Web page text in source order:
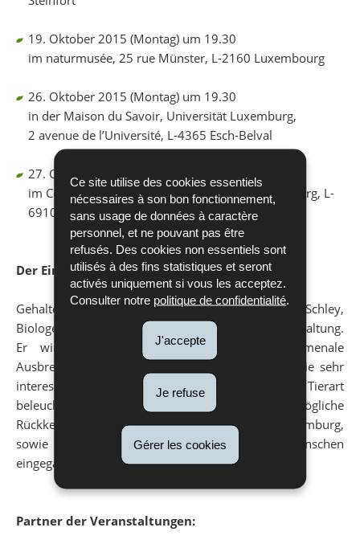
Ce site utilise des cookies essentiels
nécessaires à son bon fonctionnement,
sans usage de données à caractère
personnel, et ne pouvant pas être
refusés. Des cookies non essentiels sont
utilisés à des fins statistiques et seront
activés uniquement si vous les acceptez.
Consulter notre politique de confidentialité.
J'accepte
Je refuse
Gérer les cookies
19. Oktober 2015 (Montag) um 19.30
im naturmusée, 25 rue Münster, L-2160 Luxembourg
26. Oktober 2015 (Montag) um 19.30
in der Maison du Savoir, Universität Luxemburg,
2 avenue de l’Université, L-4365 Esch-Belval
27. Oktober 2015 (Dienstag) um 19.30
im Centre culturel SYRKUS, 20 route de Luxembourg, L-
6910 Roodt-sur-Syre
Der Eintritt zu den Konferenzen ist frei.
Gehalten werden die Konferenzen von Dr. Laurent Schley,
Biologe und beigeordneter Direktor der Naturverwaltung.
Er wird in seinem Vortrag auf die phänomenale
Ausbreitung des Wolfs in Europa eingehen und die sehr
interessante Biologie und Ökologie dieser Tierart
beleuchten. Natürlich wird auch im Detail auf die mögliche
Rückkehr in die Ardennen und somit auch Luxemburg,
sowie die potentiellen Konflikte mit uns Menschen
eingegangen.
Partner der Veranstaltungen: